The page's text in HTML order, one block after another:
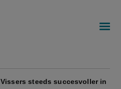
Vissers steeds succesvoller in